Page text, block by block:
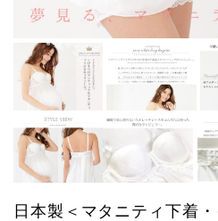
日本製＜マタニティ下着